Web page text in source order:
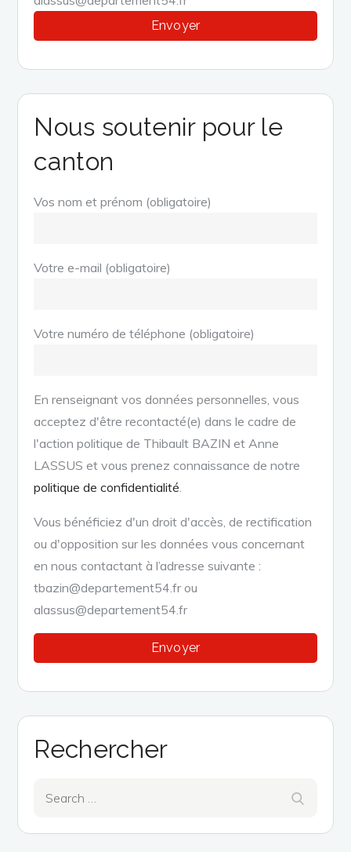
Nous soutenir pour le
canton
Vos nom et prénom (obligatoire)
Votre e-mail (obligatoire)
Votre numéro de téléphone (obligatoire)
En renseignant vos données personnelles, vous
acceptez d'être recontacté(e) dans le cadre de
l'action politique de Thibault BAZIN et Anne
LASSUS et vous prenez connaissance de notre
politique de confidentialité
Vous bénéficiez d'un droit d'accès, de rectification
ou d'opposition sur les données vous concernant
en nous contactant à l’adresse suivante :
tbazin@departement54.fr ou
alassus@departement54.fr
Rechercher